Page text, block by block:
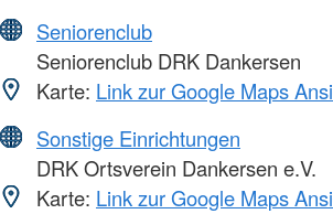
Seniorenclub
Seniorenclub DRK Dankersen
Karte: Link zur Google Maps
Sonstige Einrichtungen
DRK Ortsverein Dankersen e.V.
Karte: Link zur Google Maps